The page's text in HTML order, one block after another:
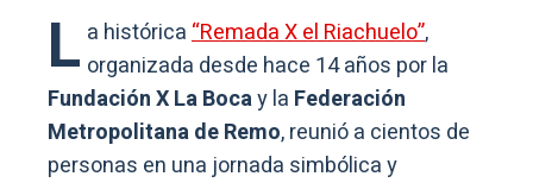
L a histórica“Remada X el Riachuelo”,
organizada desde hace 14 años por la
Fundación X La Bocay la Federación
Metropolitana de Remo, reunió a cientos de
personas en una jornada simbólica y